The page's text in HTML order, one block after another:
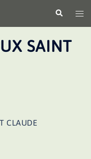
le
SAINT
CLAUDE